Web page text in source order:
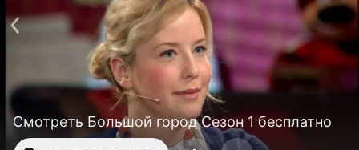
Смотреть Большой город Сезон 1 бесплатно
Поддержка:support@24h.tv
Пользовательское соглашение
Политика конфиденциальности
Для партнёров
Открыть приложение
Ввести промокод
Установить на ТВ
Бесплатные каналы Контакты